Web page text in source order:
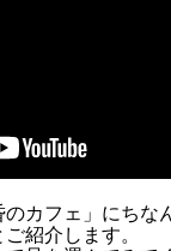
カフェ」にちな
紹介します。